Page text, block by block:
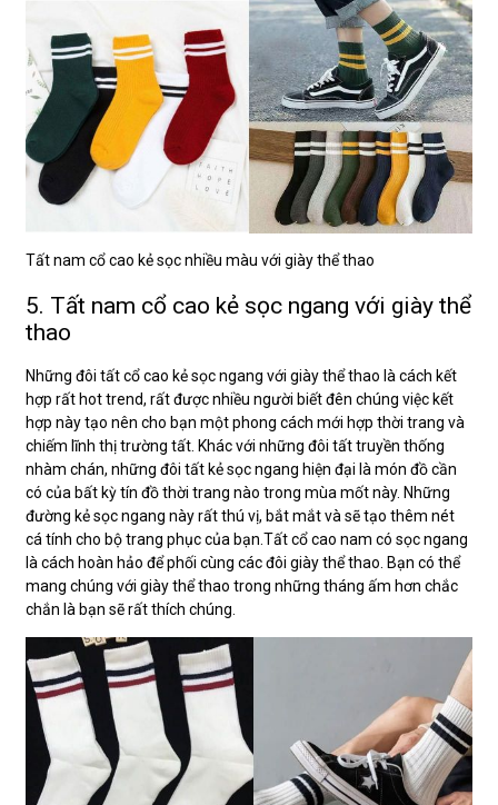
Tất nam cổ cao kẻ sọc nhiều màu với giày thể thao
5. Tất nam cổ cao kẻ sọc ngang với giày thể
thao
Những đôi tất cổ cao kẻ sọc ngang với giày thể thao là cách kết
hợp rất hot trend, rất được nhiều người biết đên chúng việc kết
hợp này tạo nên cho bạn một phong cách mới hợp thời trang và
chiếm lĩnh thị trường tất. Khác với những đôi tất truyền thống
nhàm chán, những đôi tất kẻ sọc ngang hiện đại là món đồ cần
có của bất kỳ tín đồ thời trang nào trong mùa mốt này. Những
đường kẻ sọc ngang này rất thú vị, bắt mắt và sẽ tạo thêm nét
cá tính cho bộ trang phục của bạn.Tất cổ cao nam có sọc ngang
là cách hoàn hảo để phối cùng các đôi giày thể thao. Bạn có thể
mang chúng với giày thể thao trong những tháng ấm hơn chắc
chắn là bạn sẽ rất thích chúng.